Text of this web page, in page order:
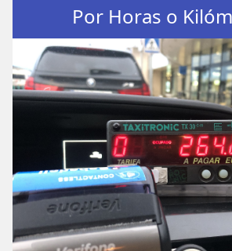
Por Horas o